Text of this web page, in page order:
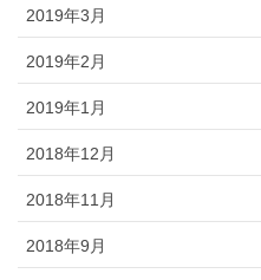
2019年3月
2019年2月
2019年1月
2018年12月
2018年11月
2018年9月